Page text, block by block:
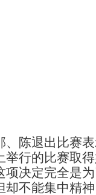
陈退出比赛表
举行的比赛取
决定完全是为
却不能集中精